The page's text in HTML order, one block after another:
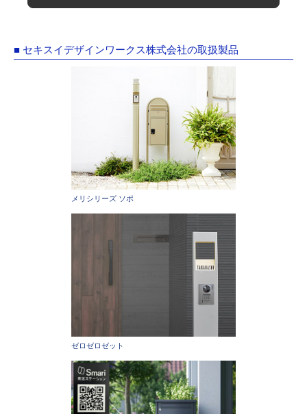
■ セキスイデザインワークス株式会社の取扱製品
メリシリーズ ソポ
ゼロゼロゼット